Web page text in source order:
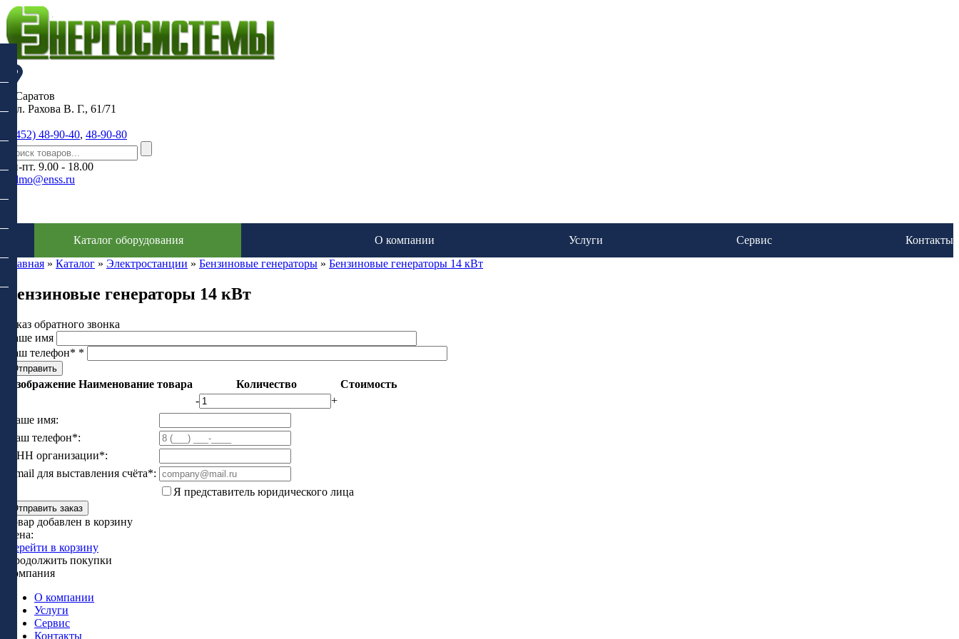
г. Саратов
, ул. Рахова В. Г., 61/71
(8452) 48-90-40, 48-90-80
пн-пт. 9.00 - 18.00
sdmo@enss.ru
Каталог оборудования О компании Услуги Сервис
Контакты
Главная » Каталог » Электростанции » Бензиновые генераторы » Бензиновые генераторы 14 кВт
Бензиновые генераторы 14 кВт
Заказ обратного звонка
Ваше имя
Ваш телефон* *
Изображение Наименование товара Количество
Стоимость
-
+
Ваше имя:
Ваш телефон*:
ИНН организации*:
Email для выставления счёта*:
Я представитель юридического лица
Отправить заказ
Товар добавлен в корзину
Цена:
Перейти в корзину
Продолжить покупки
Компания
О компании
Услуги
Сервис
Контакты